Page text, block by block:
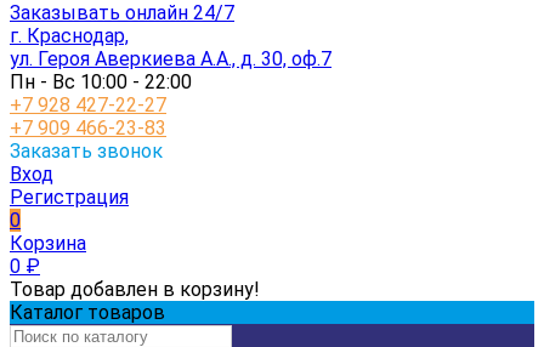
Заказывать онлайн 24/7
г. Краснодар,
ул. Героя Аверкиева А.А., д. 30, оф.7
Пн - Вс 10:00 - 22:00
+7 928 427-22-27
+7 909 466-23-83
Заказать звонок
Вход
Регистрация
0
Корзина
0 ₽
Товар добавлен в корзину!
Каталог товаров